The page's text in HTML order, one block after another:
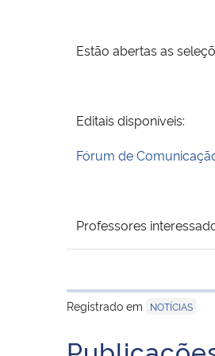
Estão abertas as
Editais disponíveis:
Fórum de
Professores
Registrado em
NOTÍCIAS